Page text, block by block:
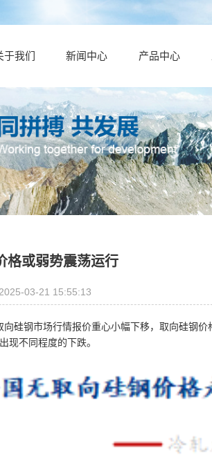
于我们 新闻中心 产品中心
格或弱势震荡运行
03-21 15:55:13
钢市场行情报价重心小幅下移，取向硅钢价
现不同程度的下跌。